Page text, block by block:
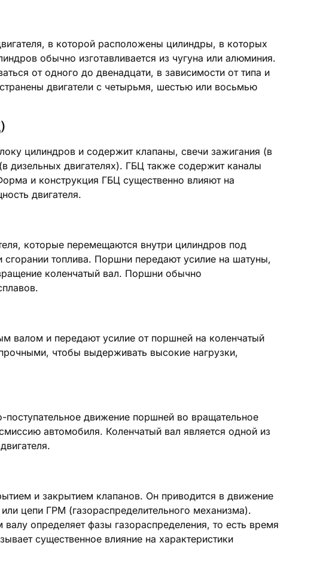
в которой расположены цилиндры, в которых
обычно изготавливается из чугуна или алюминия.
от одного до двенадцати, в зависимости от типа и
двигатели с четырьмя, шестью или восьмью
цилиндров и содержит клапаны, свечи зажигания (в
дизельных двигателях). ГБЦ также содержит каналы
и конструкция ГБЦ существенно влияют на
двигателя.
которые перемещаются внутри цилиндров под
сгорании топлива. Поршни передают усилие на шатуны,
коленчатый вал. Поршни обычно
валом и передают усилие от поршней на коленчатый
чтобы выдерживать высокие нагрузки,
поступательное движение поршней во вращательное
автомобиля. Коленчатый вал является одной из
и закрытием клапанов. Он приводится в движение
цепи ГРМ (газораспределительного механизма).
определяет фазы газораспределения, то есть время
существенное влияние на характеристики